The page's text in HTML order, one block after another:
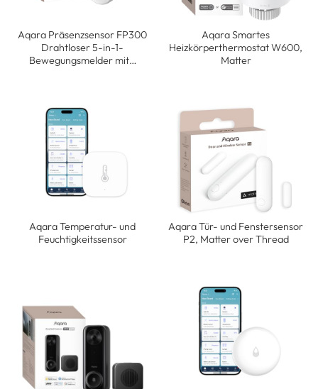
Aqara Präsenzsensor FP300
Drahtloser 5-in-1-
Bewegungsmelder mit…
Aqara Smartes
Heizkörperthermostat W600,
Matter
Aqara Temperatur- und
Feuchtigkeitssensor
Aqara Tür- und Fenstersensor
P2, Matter over Thread